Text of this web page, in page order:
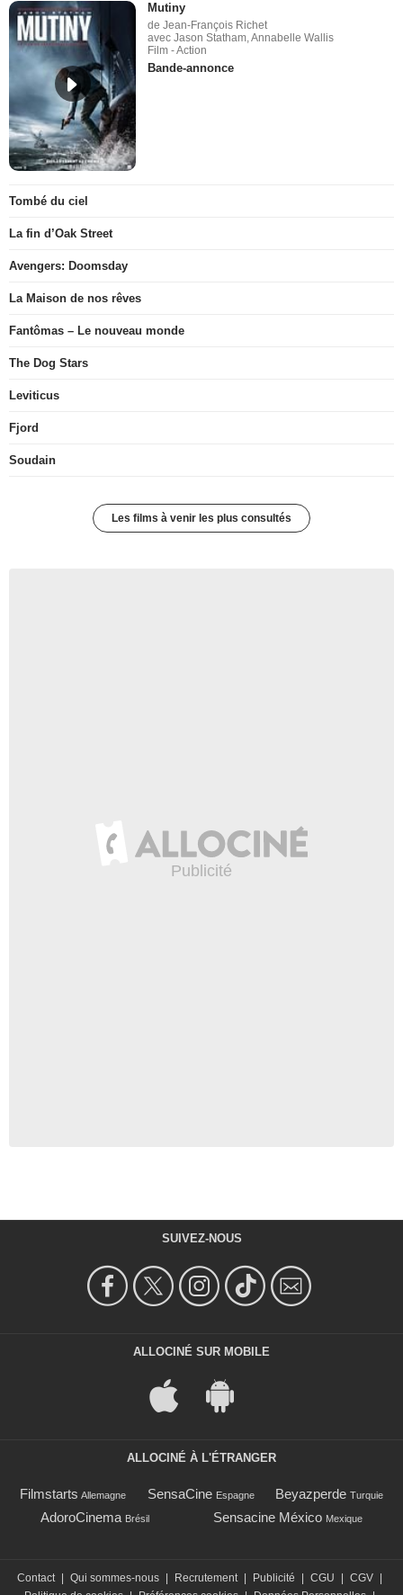
Mutiny
de Jean-François Richet
avec Jason Statham, Annabelle Wallis
Film - Action
Bande-annonce
Tombé du ciel
La fin d’Oak Street
Avengers: Doomsday
La Maison de nos rêves
Fantômas – Le nouveau monde
The Dog Stars
Leviticus
Fjord
Soudain
Les films à venir les plus consultés
SUIVEZ-NOUS
ALLOCINÉ SUR MOBILE
ALLOCINÉ À L'ÉTRANGER
Filmstarts Allemagne SensaCine Espagne Beyazperde Turquie
AdoroCinema Brésil Sensacine México Mexique
Contact | Qui sommes-nous | Recrutement | Publicité | CGU | CGV |